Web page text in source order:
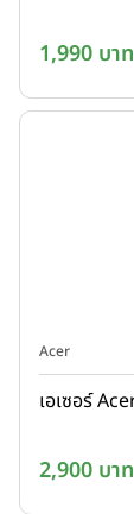
1,990 บาท
Acer
เอเซอร์
2,900 บาท